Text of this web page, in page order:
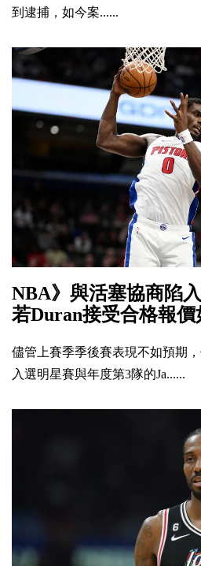
到逮捕，如今案......
NBA》與活塞協商陷
若Duran接受合格報價
儘管上賽季季後賽表現不如預期
入選明星賽與年度第3隊的Ja......